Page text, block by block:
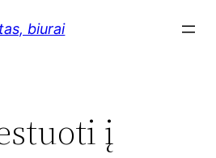
biurai
į